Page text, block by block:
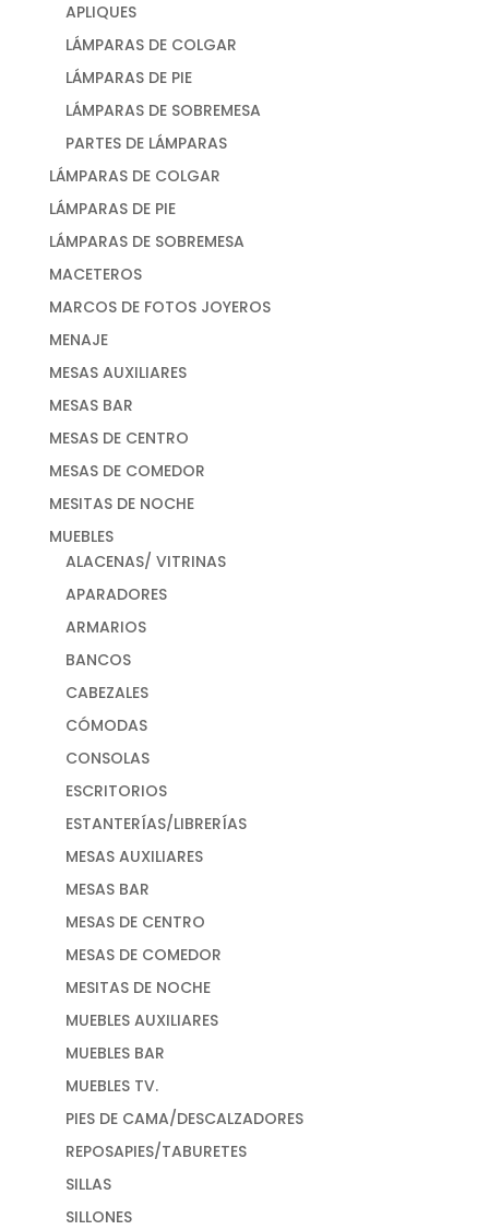
APLIQUES
LÁMPARAS DE COLGAR
LÁMPARAS DE PIE
LÁMPARAS DE SOBREMESA
PARTES DE LÁMPARAS
LÁMPARAS DE COLGAR
LÁMPARAS DE PIE
LÁMPARAS DE SOBREMESA
MACETEROS
MARCOS DE FOTOS JOYEROS
MENAJE
MESAS AUXILIARES
MESAS BAR
MESAS DE CENTRO
MESAS DE COMEDOR
MESITAS DE NOCHE
MUEBLES
ALACENAS/ VITRINAS
APARADORES
ARMARIOS
BANCOS
CABEZALES
CÓMODAS
CONSOLAS
ESCRITORIOS
ESTANTERÍAS/LIBRERÍAS
MESAS AUXILIARES
MESAS BAR
MESAS DE CENTRO
MESAS DE COMEDOR
MESITAS DE NOCHE
MUEBLES AUXILIARES
MUEBLES BAR
MUEBLES TV.
PIES DE CAMA/DESCALZADORES
REPOSAPIES/TABURETES
SILLAS
SILLONES